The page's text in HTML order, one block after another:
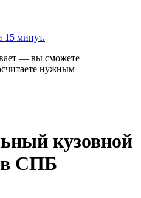
15 минут.
— вы сможете
нужным
кузовной
в СПБ